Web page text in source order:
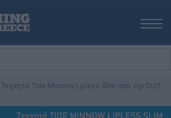
Τεχνητό Tide Minnow Lipless Slim από την DUO